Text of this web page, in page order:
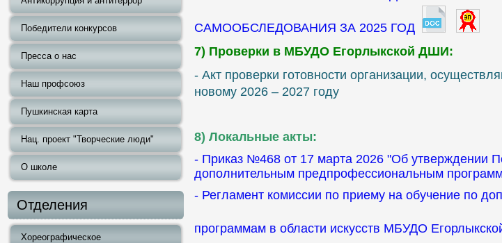
Победители конкурсов
Пресса о нас
Наш профсоюз
Пушкинская карта
Нац. проект "Творческие люди"
О школе
Отделения
Хореографическое
САМООБСЛЕДОВАНИЯ ЗА 2025 ГОД
7) Проверки в МБУДО Егорлыкской ДШИ:
- Акт проверки готовности организации,
новому 2026 – 2027 году
8) Локальные акты:
- Приказ №468 от 17 марта 2026 "Об утверждении
дополнительным предпрофессиональным
- Регламент комиссии по приему на обучение по
программам в области искусств МБУДО